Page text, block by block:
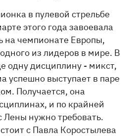
в пулевой стрельбе
этого года завоевала
на чемпионате Европы,
из лидеров в мире. В
одну дисциплину - микст,
успешно выступает в паре
Получается, она
и по крайней
Лены нужно требовать.
с Павла Коростылева